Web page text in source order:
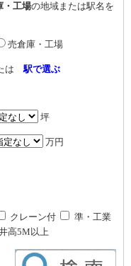
・工場の地域または駅名を
売倉庫・工場
は駅で選ぶ
坪
万円
クレーン付
準・工業
高5M以上